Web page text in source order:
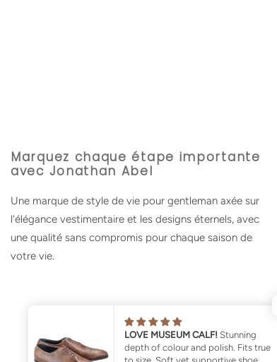
Marquez chaque étape importante
avec Jonathan Abel
Une marque de style de vie pour gentleman axée sur
l'élégance vestimentaire et les designs éternels, avec
une qualité sans compromis pour chaque saison de
votre vie.
LOVE MUSEUM CALF! Stunning
depth of colour and polish. Fits true